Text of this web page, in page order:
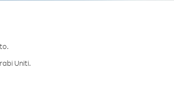
Uniti.